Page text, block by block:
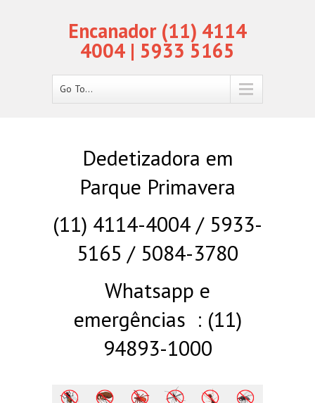
Encanador (11) 4114
4004 | 5933 5165
Go To...
Dedetizadora em
Parque Primavera
(11) 4114-4004 / 5933-
5165 / 5084-3780
Whatsapp e
emergências : (11)
94893-1000